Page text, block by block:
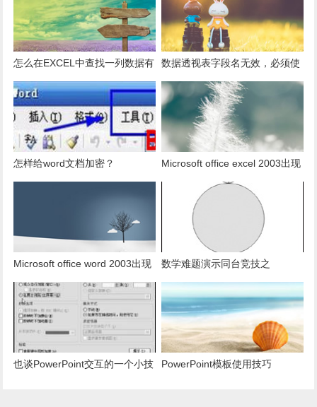
怎么在EXCEL中查找一列数据有
多少是重复的？
数据透视表字段名无效，必须使
用组合为带有标志列列表的数
据。
怎样给word文档加密？
Microsoft office excel 2003出现
发送错误报告怎么办？
Microsoft office word 2003出现
发送错误报告怎么办？
数学难题演示同台竞技之
PowerPoint篇
也谈PowerPoint交互的一个小技
PowerPoint模板使用技巧